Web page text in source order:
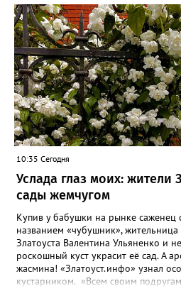
10:35 Сегодня
Услада глаз моих: жители
сады жемчугом
Купив у бабушки на рынке саженец
названием «чубушник»,
Златоуста Валентина Ульяненко и
роскошный куст украсит её сад. А
жасмина! «Златоуст.инфо» узнал
кустарником. «Всем своим